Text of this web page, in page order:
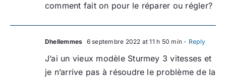
comment fait on pour le réparer ou régler?
Dhellemmes 6 septembre 2022 at 11 h 50 min - Reply
J’ai un vieux modèle Sturmey 3 vitesses et
je n’arrive pas à résoudre le problème de la